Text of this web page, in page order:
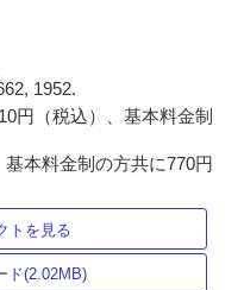
1952.
円（税込）、基本料金制
本料金制の方共に770円
トを見る
ド(2.02MB)